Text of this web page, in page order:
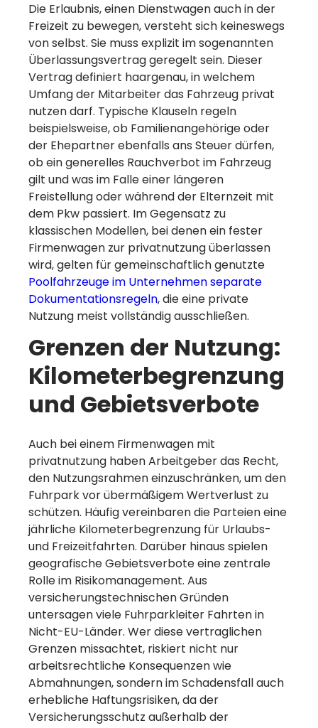
Die Erlaubnis, einen Dienstwagen auch in der
Freizeit zu bewegen, versteht sich keineswegs
von selbst. Sie muss explizit im sogenannten
Überlassungsvertrag geregelt sein. Dieser
Vertrag definiert haargenau, in welchem
Umfang der Mitarbeiter das Fahrzeug privat
nutzen darf. Typische Klauseln regeln
beispielsweise, ob Familienangehörige oder
der Ehepartner ebenfalls ans Steuer dürfen,
ob ein generelles Rauchverbot im Fahrzeug
gilt und was im Falle einer längeren
Freistellung oder während der Elternzeit mit
dem Pkw passiert. Im Gegensatz zu
klassischen Modellen, bei denen ein fester
Firmenwagen zur privatnutzung überlassen
wird, gelten für gemeinschaftlich genutzte
Poolfahrzeuge im Unternehmen separate
Dokumentationsregeln, die eine private
Nutzung meist vollständig ausschließen.
Grenzen der Nutzung:
Kilometerbegrenzung
und Gebietsverbote
Auch bei einem Firmenwagen mit
privatnutzung haben Arbeitgeber das Recht,
den Nutzungsrahmen einzuschränken, um den
Fuhrpark vor übermäßigem Wertverlust zu
schützen. Häufig vereinbaren die Parteien eine
jährliche Kilometerbegrenzung für Urlaubs-
und Freizeitfahrten. Darüber hinaus spielen
geografische Gebietsverbote eine zentrale
Rolle im Risikomanagement. Aus
versicherungstechnischen Gründen
untersagen viele Fuhrparkleiter Fahrten in
Nicht-EU-Länder. Wer diese vertraglichen
Grenzen missachtet, riskiert nicht nur
arbeitsrechtliche Konsequenzen wie
Abmahnungen, sondern im Schadensfall auch
erhebliche Haftungsrisiken, da der
Versicherungsschutz außerhalb der